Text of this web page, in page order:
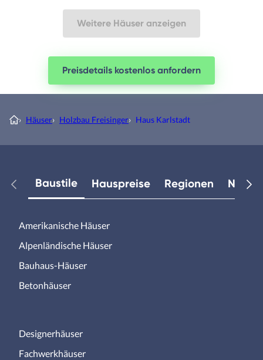
Weitere Häuser anzeigen
Preisdetails kostenlos anfordern
› Häuser› Holzbau Freisinger› Haus Karlstadt
Baustile Hauspreise Regionen
Amerikanische Häuser
Alpenländische Häuser
Bauhaus-Häuser
Betonhäuser
Designerhäuser
Fachwerkhäuser